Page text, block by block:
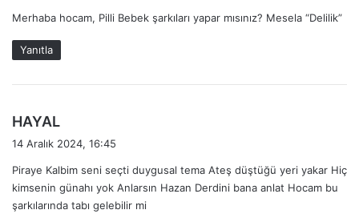
i
k
i
Merhaba hocam, Pilli Bebek şarkıları yapar mısınız? Mesela “Delilik”
Yanıtla
HAYAL
i
k
i
14 Aralık 2024, 16:45
Piraye Kalbim seni seçti duygusal tema Ateş düştüğü yeri yakar Hiç
kimsenin günahı yok Anlarsın Hazan Derdini bana anlat Hocam bu
şarkılarında tabı gelebilir mi